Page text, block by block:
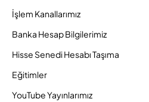
İşlem Kanallarımız
Banka Hesap Bilgilerimiz
Hisse Senedi Hesabı Taşıma
Eğitimler
YouTube Yayınlarımız